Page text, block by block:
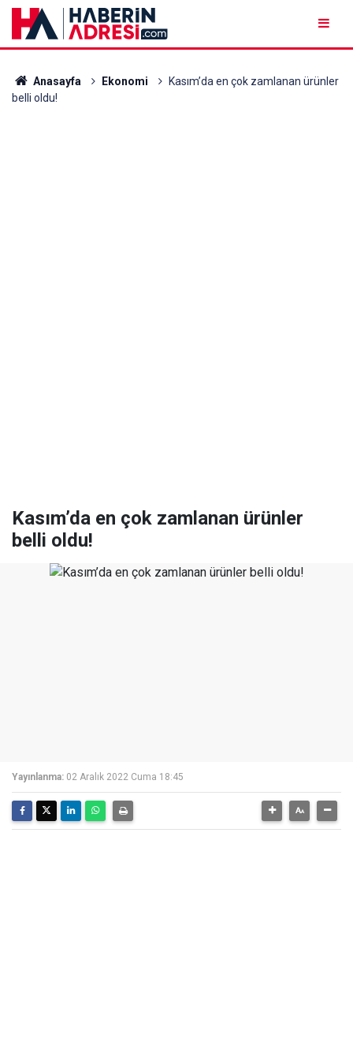
Anasayfa Ekonomi
Kasım’da en çok zamlanan ürünler
belli oldu!
Kasım’da en çok zamlanan ürünler
belli oldu!
Yayınlanma: 02 Aralık 2022 Cuma 18:45